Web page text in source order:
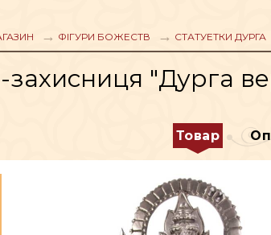
АРОМАМАСЛА, ПАХОЩІ
ЕКСКЛЮЗИВ
ФІГУРИ БОЖЕСТВ СТАТУЕТКИ ДУРГА
"Дурга
Товар